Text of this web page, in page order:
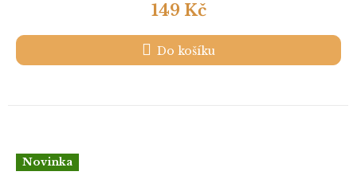
149 Kč
Do košíku
Novinka